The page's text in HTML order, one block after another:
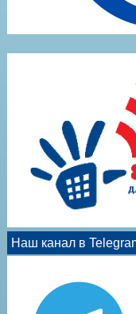
Наш канал в